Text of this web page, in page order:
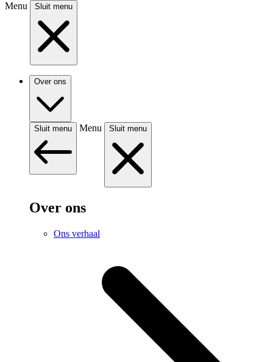
Menu Sluit menu
Over ons
Sluit menu Menu Sluit menu
Over ons
Ons verhaal